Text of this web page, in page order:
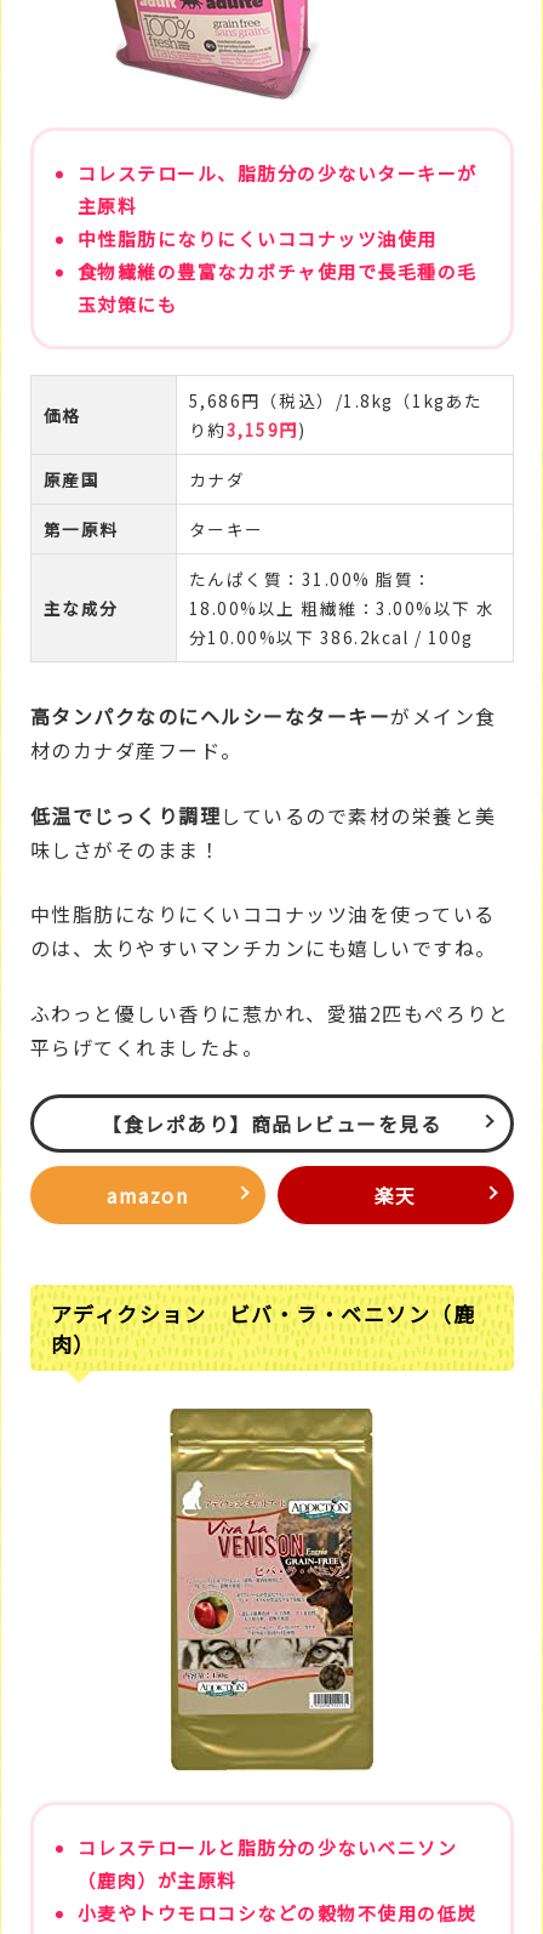
コレステロール、脂肪分の少ないターキーが
主原料
中性脂肪になりにくいココナッツ油使用
食物繊維の豊富なカボチャ使用で長毛種の毛
玉対策にも
価格
5,686円（税込）/1.8kg（1kgあた
り約3,159円)
原産国 カナダ
第一原料 ターキー
主な成分
たんぱく質：31.00% 脂質：
18.00%以上 粗繊維：3.00%以下 水
分10.00%以下 386.2kcal / 100g
高タンパクなのにヘルシーなターキーがメイン食
材のカナダ産フード。
低温でじっくり調理しているので素材の栄養と美
味しさがそのまま！
中性脂肪になりにくいココナッツ油を使っている
のは、太りやすいマンチカンにも嬉しいですね。
ふわっと優しい香りに惹かれ、愛猫2匹もぺろりと
平らげてくれましたよ。
【食レポあり】商品レビューを見る
amazon 楽天
アディクション ビバ・ラ・ベニソン（鹿
肉）
コレステロールと脂肪分の少ないベニソン
（鹿肉）が主原料
小麦やトウモロコシなどの穀物不使用の低炭